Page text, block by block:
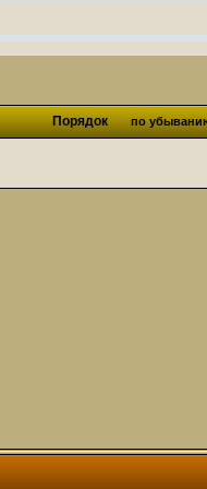
нету вариантов?
1-2 месяцев
перевод,
Порядок по